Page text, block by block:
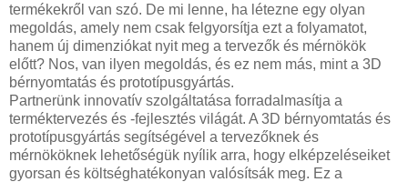
termékekről van szó. De mi lenne, ha létezne egy olyan
megoldás, amely nem csak felgyorsítja ezt a folyamatot,
hanem új dimenziókat nyit meg a tervezők és mérnökök
előtt? Nos, van ilyen megoldás, és ez nem más, mint a 3D
bérnyomtatás és prototípusgyártás.
Partnerünk innovatív szolgáltatása forradalmasítja a
terméktervezés és -fejlesztés világát. A 3D bérnyomtatás és
prototípusgyártás segítségével a tervezőknek és
mérnököknek lehetőségük nyílik arra, hogy elképzeléseiket
gyorsan és költséghatékonyan valósítsák meg. Ez a